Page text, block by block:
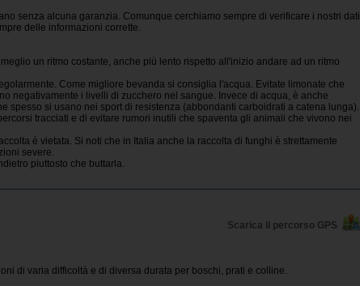
senza alcuna garanzia. Comunque cerchiamo sempre di verificare i nostri dati
delle informazioni corrette.
un ritmo costante, anche più lento rispetto all'inizio andare ad un ritmo
Come migliore bevanda si consiglia l'acqua. Evitate limonate che
negativamente i livelli di zucchero nel sangue. Invece di acqua, è anche
spesso si usano nei sport di resistenza (abbondanti carboidrati a catena lunga).
tracciati e di evitare rumori inutili che spaventa gli animali che vivono nei
è vietata. Si noti che in Italia anche la raccolta di funghi è strettamente
severe.
piuttosto che buttarla.
Scarica il percorso GPS
di varia difficoltà e di diversa durata per boschi, prati e colline.